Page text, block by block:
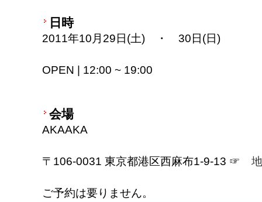
日時
2011年10月29日(土) ・ 30日(日)
OPEN | 12:00 ~ 19:00
会場
AKAAKA
〒106-0031 東京都港区西麻布1-9-13 ☞
ご予約は要りません。